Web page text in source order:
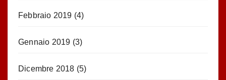
Febbraio 2019 (4)
Gennaio 2019 (3)
Dicembre 2018 (5)